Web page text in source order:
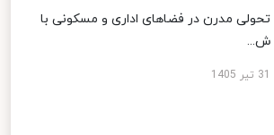
تحولی مدرن در فضاهای اداری و مسکونی با
ش...